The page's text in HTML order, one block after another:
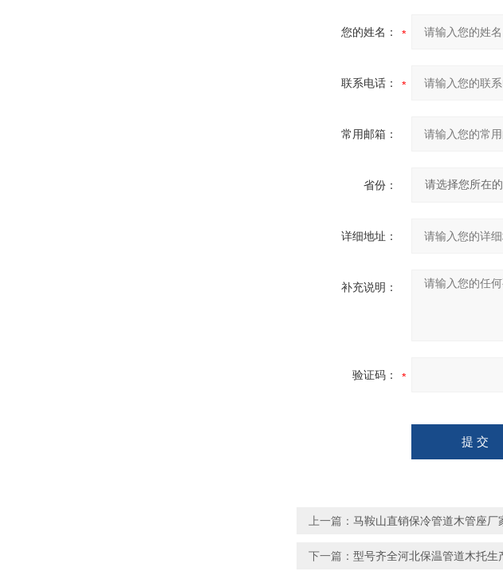
您的姓名：
联系电话：
常用邮箱：
省份：
详细地址：
补充说明：
验证码：
上一篇： 马鞍山直销保冷管道木管座厂
下一篇： 型号齐全河北保温管道木托生